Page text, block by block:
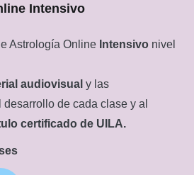
Intensivo
Astrología Online Intensivo nivel
audiovisual y las
de cada clase y al
certificado de UILA.